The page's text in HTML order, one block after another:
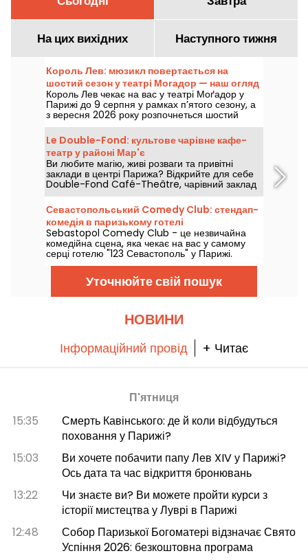
На цих вихідних Наступного тижня
Король Лев: мюзикл повертається на
шостий сезон у театрі Могадор — наш огляд
Король Лев чекає на вас у театрі Моґадор у
Парижі до 9 серпня у рамках п’ятого сезону, а
з вересня 2026 року розпочнеться шостий
сезон, більш ніж через десять років після
останнього виступу в цьому паризькому залі.
Ми побачили його — розповідаємо усе!
Le Double-Fond: культове чарівне кафе-
театр у районі Мар'є
Ви любите магію, живі розваги та привітні
заклади в центрі Парижа? Відкрийте для себе
Double-Fond Café-Theâtre, чарівний заклад
у самому серці району Маре.
Севастопольський Comedy Club: стендап-
комедія в паризькому готелі
Sebastopol Comedy Club - це незвичайна
комедійна сцена, яка чекає на вас у самому
серці готелю "123 Севастополь" у Парижі.
Щовихідних у самому серці готелю на вас
чекає стендап-сцена, на якій виступають відомі
Уточнюйте свій пошук
НОВИНИ
Інформаційний провід + Читає
П'ятниця
15:35
Смерть Кавінського: де й коли відбудуться
поховання у Парижі?
15:03
Ви хочете побачити папу Лев XIV у Парижі?
Ось дата та час відкриття бронювань
13:22
Чи знаєте ви? Ви можете пройти курси з
історії мистецтва у Луврі в Парижі
12:48
Собор Паризької Богоматері відзначає Свято
Успіння 2026: безкоштовна програма